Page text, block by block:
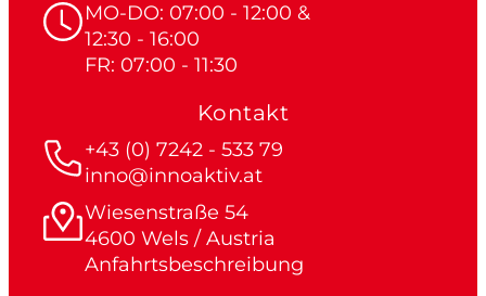
MO-DO: 07:00 - 12:00 &
12:30 - 16:00
FR: 07:00 - 11:30
Kontakt
+43 (0) 7242 - 533 79
inno@innoaktiv.at
Wiesenstraße 54
4600 Wels / Austria
Anfahrtsbeschreibung